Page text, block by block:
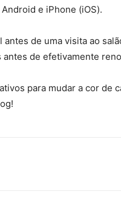
e iPhone (iOS).
antes de uma visita ao
de efetivamente
para mudar a cor de